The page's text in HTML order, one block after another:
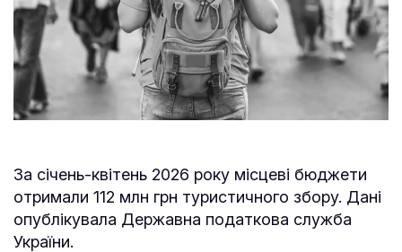
За січень-квітень 2026 року місцеві бюджети
отримали 112 млн грн туристичного збору. Дані
опублікувала Державна податкова служба
України.